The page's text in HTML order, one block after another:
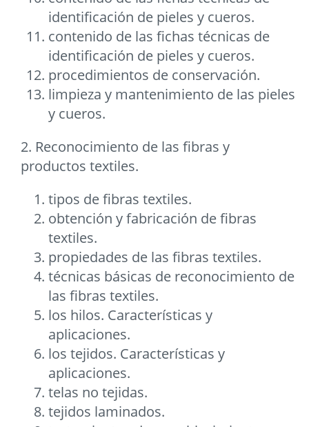
identificación de pieles y cueros.
contenido de las fichas técnicas de
identificación de pieles y cueros.
procedimientos de conservación.
limpieza y mantenimiento de las pieles
y cueros.
2. Reconocimiento de las fibras y
productos textiles.
tipos de fibras textiles.
obtención y fabricación de fibras
textiles.
propiedades de las fibras textiles.
técnicas básicas de reconocimiento de
las fibras textiles.
los hilos. Características y
aplicaciones.
los tejidos. Características y
aplicaciones.
telas no tejidas.
tejidos laminados.